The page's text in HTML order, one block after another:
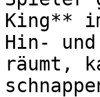
King**
Hin-
räumt,